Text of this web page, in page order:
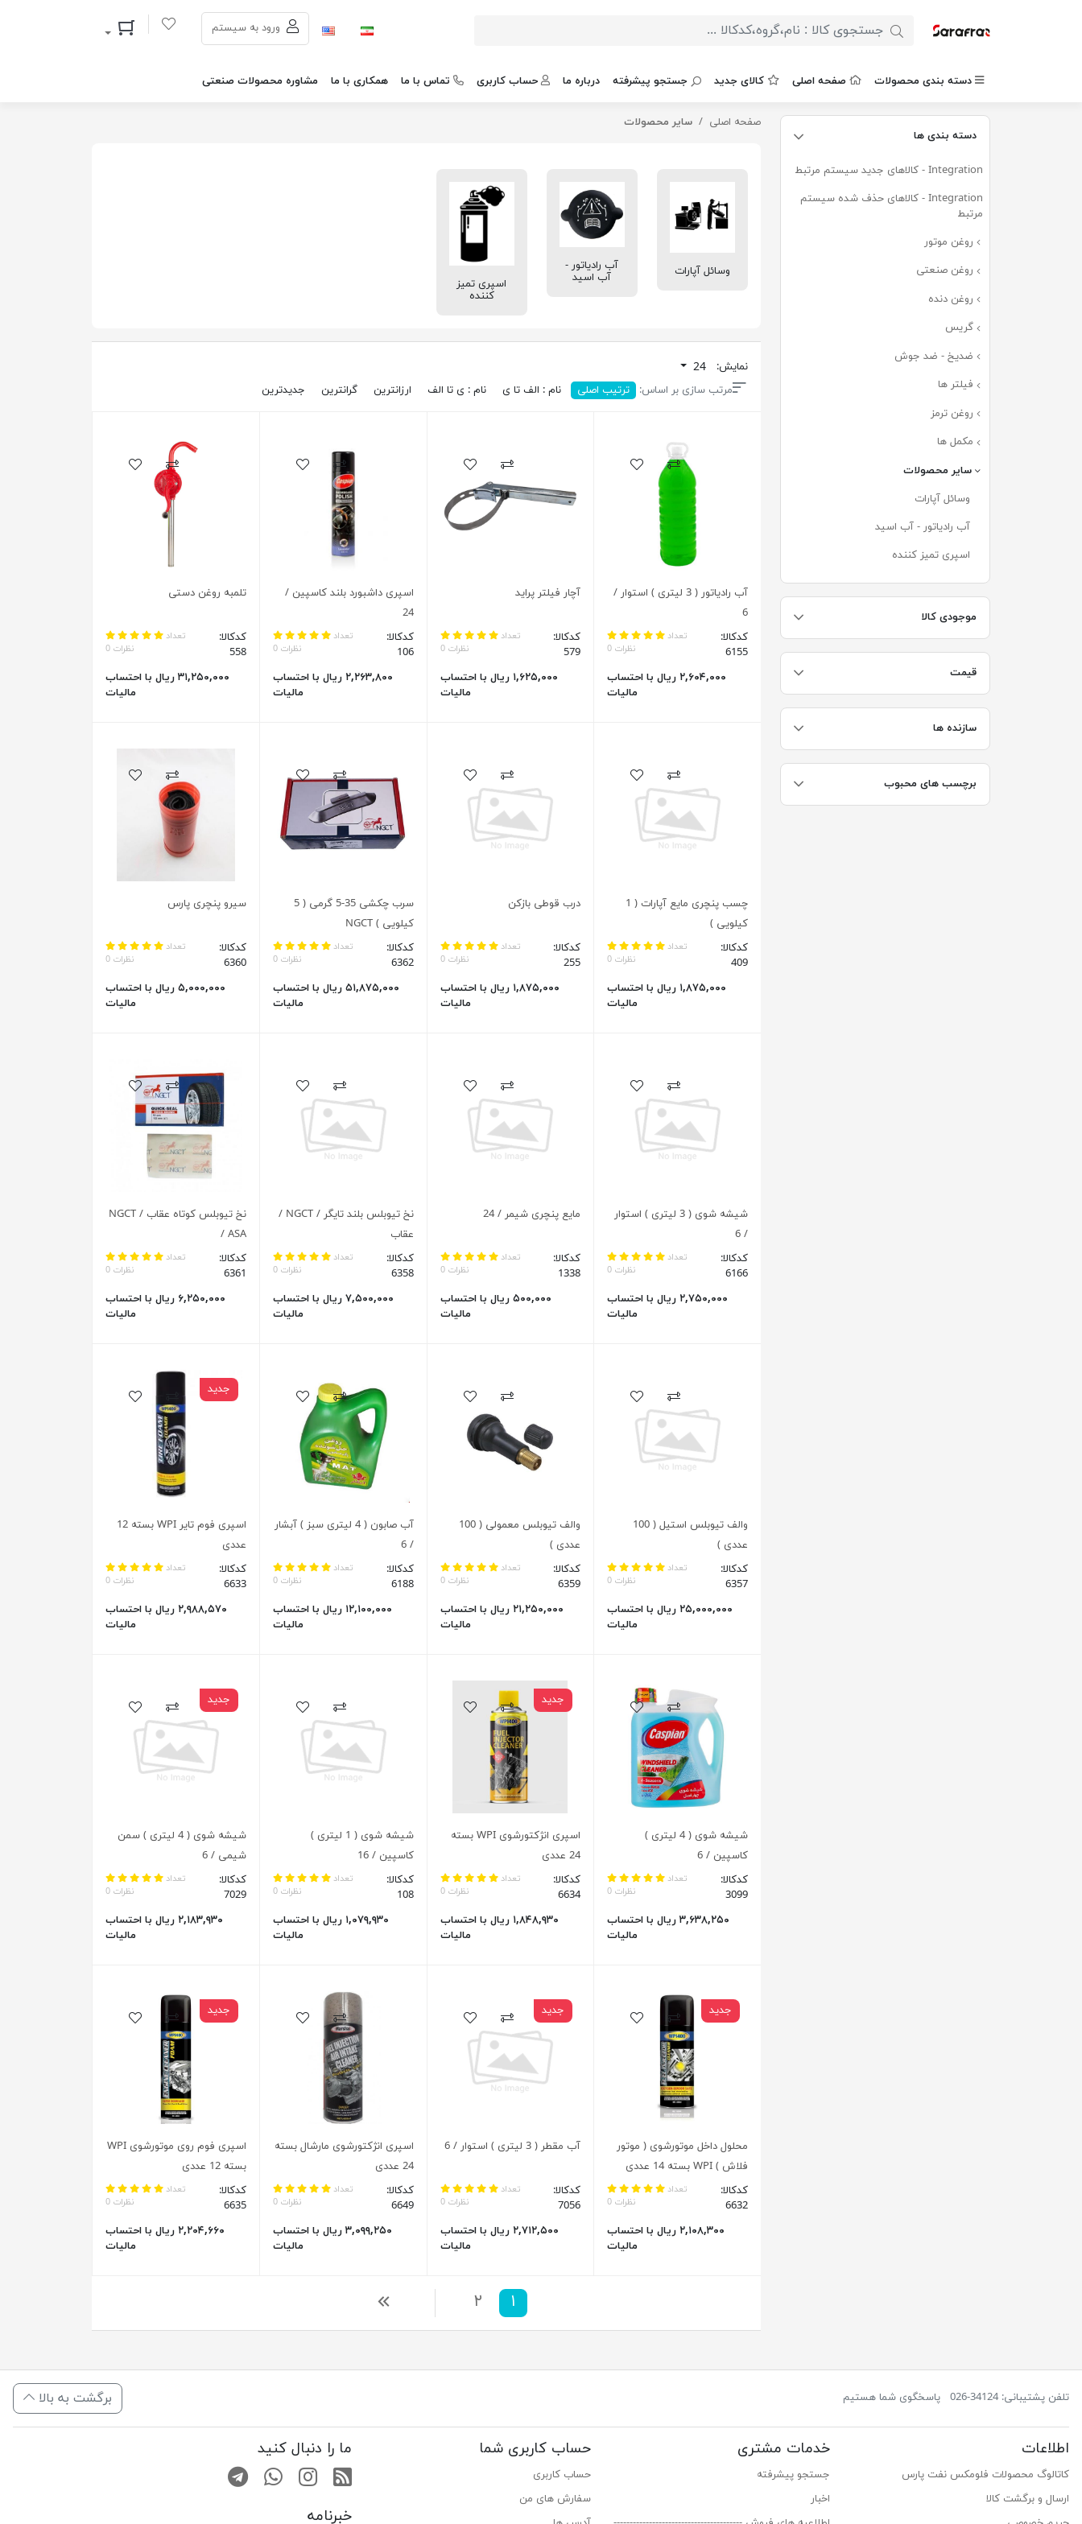
ورود به سیستم سبد خرید
دسته بندی محصولات صفحه اصلی کالای جدید جستجو پیشرفته درباره ما حساب کاربری تماس با ما همکاری با ما مشاوره محصولات صنعتی
دسته بندی ها
Integration - کالاهای جدید سیستم مرتبط
Integration - کالاهای حذف شده سیستم
مرتبط
روغن موتور
روغن صنعتی
روغن دنده
گریس
ضدیخ - ضد جوش
فیلتر ها
روغن ترمز
مکمل ها
سایر محصولات
وسائل آپارات
آب رادیاتور - آب اسید
اسپری تمیز کننده
موجودی کالا
قیمت
سازنده ها
برچسب های محبوب
صفحه اصلی سایر محصولات
وسائل آپارات
آب رادیاتور -
آب اسید
اسپری تمیز
کننده
نمایش: 24
مرتب سازی بر اساس: ترتیب اصلی نام : الف تا ی نام : ی تا الف ارزانترین گرانترین جدیدترین
آب رادیاتور ( 3 لیتری ) استوار /
6
کدکالا:
6155
تعداد
نظرات 0
۲,۶۰۴,۰۰۰ ریال با احتساب
مالیات
آچار فیلتر پراید
کدکالا:
579
تعداد
نظرات 0
۱,۶۲۵,۰۰۰ ریال با احتساب
مالیات
اسپری داشبورد بلند کاسپین /
24
کدکالا:
106
تعداد
نظرات 0
۲,۲۶۳,۸۰۰ ریال با احتساب
مالیات
تلمبه روغن دستی
کدکالا:
558
تعداد
نظرات 0
۳۱,۲۵۰,۰۰۰ ریال با احتساب
مالیات
چسب پنچری مایع آپارات ( 1
کیلویی )
کدکالا:
409
تعداد
نظرات 0
۱,۸۷۵,۰۰۰ ریال با احتساب
مالیات
درب قوطی بازکن
کدکالا:
255
تعداد
نظرات 0
۱,۸۷۵,۰۰۰ ریال با احتساب
مالیات
سرب چکشی 35-5 گرمی ( 5
کیلویی ) NGCT
کدکالا:
6362
تعداد
نظرات 0
۵۱,۸۷۵,۰۰۰ ریال با احتساب
مالیات
سیرو پنچری پارس
کدکالا:
6360
تعداد
نظرات 0
۵,۰۰۰,۰۰۰ ریال با احتساب
مالیات
شیشه شوی ( 3 لیتری ) استوار
/ 6
کدکالا:
6166
تعداد
نظرات 0
۲,۷۵۰,۰۰۰ ریال با احتساب
مالیات
مایع پنچری شیمر / 24
کدکالا:
1338
تعداد
نظرات 0
۵۰۰,۰۰۰ ریال با احتساب
مالیات
نخ تیوبلس بلند تایگر / NGCT /
عقاب
کدکالا:
6358
تعداد
نظرات 0
۷,۵۰۰,۰۰۰ ریال با احتساب
مالیات
نخ تیوبلس کوتاه عقاب / NGCT
/ ASA
کدکالا:
6361
تعداد
نظرات 0
۶,۲۵۰,۰۰۰ ریال با احتساب
مالیات
والف تیوبلس استیل ( 100
عددی )
کدکالا:
6357
تعداد
نظرات 0
۲۵,۰۰۰,۰۰۰ ریال با احتساب
مالیات
والف تیوبلس معمولی ( 100
عددی )
کدکالا:
6359
تعداد
نظرات 0
۲۱,۲۵۰,۰۰۰ ریال با احتساب
مالیات
آب صابون ( 4 لیتری سبز ) آبشار
/ 6
کدکالا:
6188
تعداد
نظرات 0
۱۲,۱۰۰,۰۰۰ ریال با احتساب
مالیات
جدید
اسپری فوم تایر WPI بسته 12
عددی
کدکالا:
6633
تعداد
نظرات 0
۲,۹۸۸,۵۷۰ ریال با احتساب
مالیات
شیشه شوی ( 4 لیتری )
کاسپین / 6
کدکالا:
3099
تعداد
نظرات 0
۳,۶۳۸,۲۵۰ ریال با احتساب
مالیات
جدید
اسپری انژکتورشوی WPI بسته
24 عددی
کدکالا:
6634
تعداد
نظرات 0
۱,۸۴۸,۹۳۰ ریال با احتساب
مالیات
شیشه شوی ( 1 لیتری )
کاسپین / 16
کدکالا:
108
تعداد
نظرات 0
۱,۰۷۹,۹۳۰ ریال با احتساب
مالیات
جدید
شیشه شوی ( 4 لیتری ) سمن
شیمی / 6
کدکالا:
7029
تعداد
نظرات 0
۲,۱۸۳,۹۳۰ ریال با احتساب
مالیات
جدید
محلول داخل موتورشوی ( موتور
فلاش ) WPI بسته 14 عددی
کدکالا:
6632
تعداد
نظرات 0
۲,۱۰۸,۳۰۰ ریال با احتساب
مالیات
جدید
آب مقطر ( 3 لیتری ) استوار / 6
کدکالا:
7056
تعداد
نظرات 0
۲,۷۱۲,۵۰۰ ریال با احتساب
مالیات
اسپری انژکتورشوی مارشال بسته
24 عددی
کدکالا:
6649
تعداد
نظرات 0
۳,۰۹۹,۲۵۰ ریال با احتساب
مالیات
جدید
اسپری فوم روی موتورشوی WPI
بسته 12 عددی
کدکالا:
6635
تعداد
نظرات 0
۲,۲۰۴,۶۶۰ ریال با احتساب
مالیات
۱ ۲ بعدی
تلفن پشتیبانی: 34124-026 پاسخگوی شما هستیم برگشت به بالا
اطلاعات
کاتالوگ محصولات فلومکس نفت پارس
ارسال و برگشت کالا
خدمات مشتری
جستجو پیشرفته
اخبار
حساب کاربری شما
حساب کاربری
سفارش های من‎
ما را دنبال کنید
RSS صفحه اینستاگرام
تماس با واتس اپ
کانال تلگرام
خبرنامه